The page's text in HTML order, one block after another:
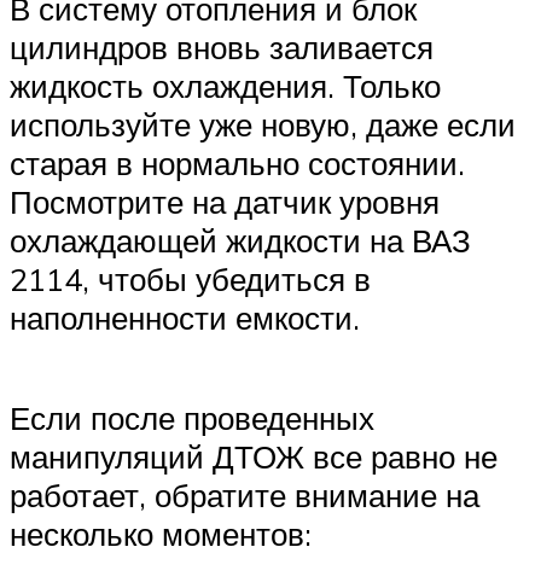
В систему отопления и блок
цилиндров вновь заливается
жидкость охлаждения. Только
используйте уже новую, даже если
старая в нормально состоянии.
Посмотрите на датчик уровня
охлаждающей жидкости на ВАЗ
2114, чтобы убедиться в
наполненности емкости.
Если после проведенных
манипуляций ДТОЖ все равно не
работает, обратите внимание на
несколько моментов: